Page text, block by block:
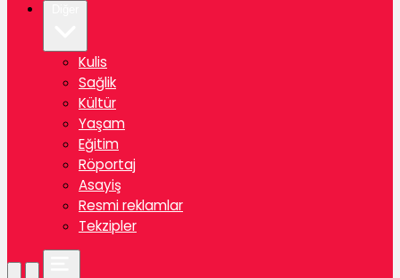
Kulis
Sağlik
Kültür
Yaşam
Eğitim
Röportaj
Asayiş
Resmi reklamlar
Tekzipler